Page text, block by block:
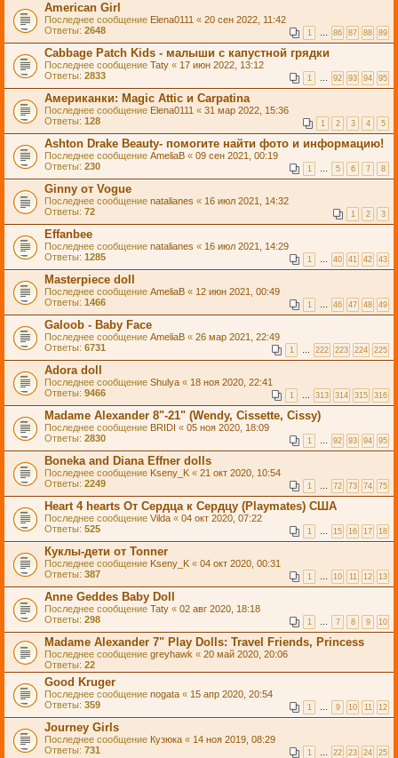
American Girl
Последнее сообщение Elena0111 « 20 сен 2022, 11:42
Ответы: 2648 1 … 86 87 88 89
Cabbage Patch Kids - малыши с капустной грядки
Последнее сообщение Taty « 17 июн 2022, 13:12
Ответы: 2833 1 … 92 93 94 95
Американки: Magic Attic и Carpatina
Последнее сообщение Elena0111 « 31 мар 2022, 15:36
Ответы: 128 1 2 3 4 5
Ashton Drake Beauty- помогите найти фото и информацию!
Последнее сообщение AmeliaB « 09 сен 2021, 00:19
Ответы: 230 1 … 5 6 7 8
Ginny от Vogue
Последнее сообщение natalianes « 16 июл 2021, 14:32
Ответы: 72 1 2 3
Effanbee
Последнее сообщение natalianes « 16 июл 2021, 14:29
Ответы: 1285 1 … 40 41 42 43
Masterpiece doll
Последнее сообщение AmeliaB « 12 июн 2021, 00:49
Ответы: 1466 1 … 46 47 48 49
Galoob - Baby Face
Последнее сообщение AmeliaB « 26 мар 2021, 22:49
Ответы: 6731 1 … 222 223 224 225
Adora doll
Последнее сообщение Shulya « 18 ноя 2020, 22:41
Ответы: 9466 1 … 313 314 315 316
Madame Alexander 8"-21" (Wendy, Cissette, Cissy)
Последнее сообщение BRIDI « 05 ноя 2020, 18:09
Ответы: 2830 1 … 92 93 94 95
Boneka and Diana Effner dolls
Последнее сообщение Kseny_K « 21 окт 2020, 10:54
Ответы: 2249 1 … 72 73 74 75
Heart 4 hearts От Сердца к Сердцу (Playmates) США
Последнее сообщение Vilda « 04 окт 2020, 07:22
Ответы: 525 1 … 15 16 17 18
Куклы-дети от Tonner
Последнее сообщение Kseny_K « 04 окт 2020, 00:31
Ответы: 387 1 … 10 11 12 13
Anne Geddes Baby Doll
Последнее сообщение Taty « 02 авг 2020, 18:18
Ответы: 298 1 … 7 8 9 10
Madame Alexander 7" Play Dolls: Travel Friends, Princess
Последнее сообщение greyhawk « 20 май 2020, 20:06
Ответы: 22
Good Kruger
Последнее сообщение nogata « 15 апр 2020, 20:54
Ответы: 359 1 … 9 10 11 12
Journey Girls
Последнее сообщение Кузюка « 14 ноя 2019, 08:29
Ответы: 731 1 … 22 23 24 25